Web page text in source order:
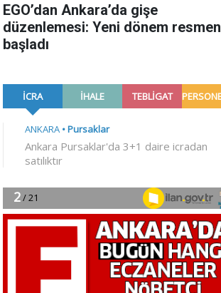
EGO’dan Ankara’da gişe
düzenlemesi: Yeni dönem resmen
başladı